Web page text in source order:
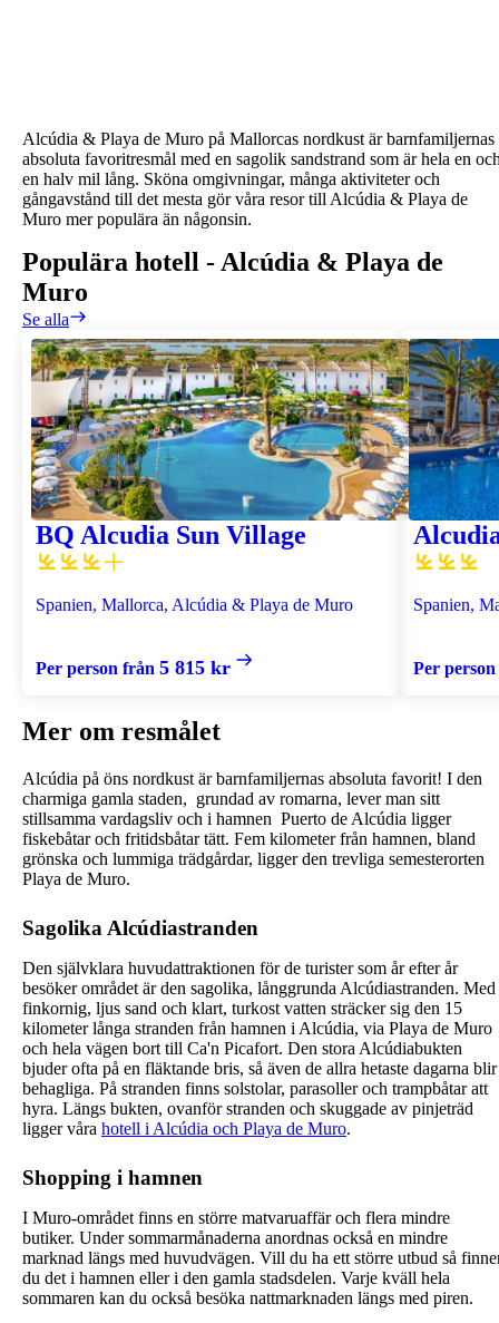
Alcúdia & Playa de Muro på Mallorcas nordkust är barnfamiljernas
absoluta favoritresmål med en sagolik sandstrand som är hela en
en halv mil lång. Sköna omgivningar, många aktiviteter och
gångavstånd till det mesta gör våra resor till Alcúdia & Playa de
Muro mer populära än någonsin.
Populära hotell - Alcúdia & Playa de
Muro
Se alla
BQ Alcudia Sun Village
Spanien, Mallorca, Alcúdia & Playa de Muro
Per person från 5 815 kr
Spanien,
Per
Mer om resmålet
Alcúdia på öns nordkust är barnfamiljernas absoluta favorit! I den
charmiga gamla staden, grundad av romarna, lever man sitt
stillsamma vardagsliv och i hamnen Puerto de Alcúdia ligger
fiskebåtar och fritidsbåtar tätt. Fem kilometer från hamnen, bland
grönska och lummiga trädgårdar, ligger den trevliga semesterorten
Playa de Muro.
Sagolika Alcúdiastranden
Den självklara huvudattraktionen för de turister som år efter år
besöker området är den sagolika, långgrunda Alcúdiastranden. Med
finkornig, ljus sand och klart, turkost vatten sträcker sig den 15
kilometer långa stranden från hamnen i Alcúdia, via Playa de Muro
och hela vägen bort till Ca'n Picafort. Den stora Alcúdiabukten
bjuder ofta på en fläktande bris, så även de allra hetaste dagarna blir
behagliga. På stranden finns solstolar, parasoller och trampbåtar att
hyra. Längs bukten, ovanför stranden och skuggade av pinjeträd
ligger våra hotell i Alcúdia och Playa de Muro.
Shopping i hamnen
I Muro-området finns en större matvaruaffär och flera mindre
butiker. Under sommarmånaderna anordnas också en mindre
marknad längs med huvudvägen. Vill du ha ett större utbud så
du det i hamnen eller i den gamla stadsdelen. Varje kväll hela
sommaren kan du också besöka nattmarknaden längs med piren.